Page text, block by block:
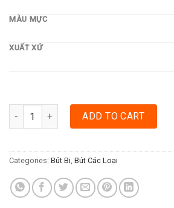
MÀU MỰC
XUẤT XỨ
BÚT BI THIÊN LONG TL08 - TÍM quantity
ADD TO CART
Categories: Bút Bi, Bút Các Loại